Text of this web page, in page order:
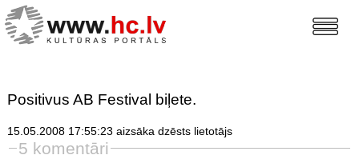
Positivus AB Festival biļete.
15.05.2008 17:55:23 aizsāka dzēsts lietotājs
5 komentāri